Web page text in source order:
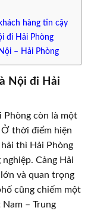
hàng tin cậy
đi Hải Phòng
– Hải Phòng
Nội đi Hải
Phòng còn là một
thời điểm hiện
thì Hải Phòng
Cảng Hải
và quan trọng
cũng chiếm một
– Trung